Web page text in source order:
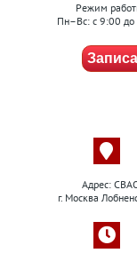
Режим
Пн–Вс: с 9:00
Адрес:
г. Москва